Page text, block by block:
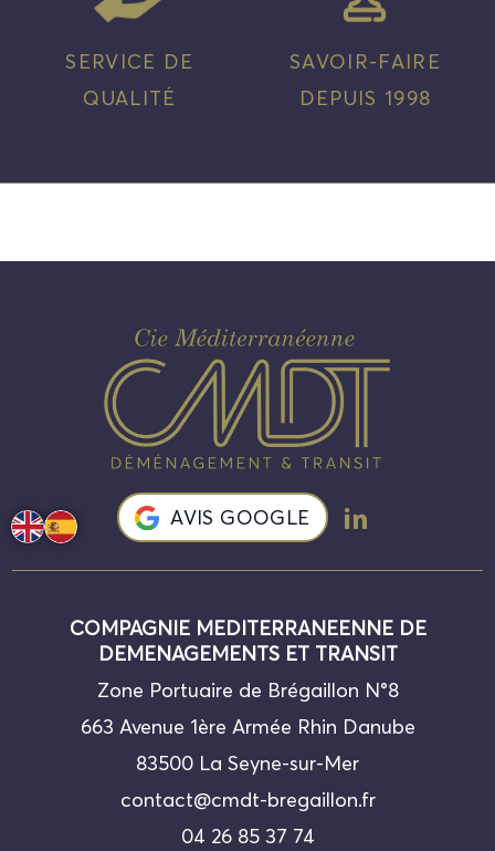
SERVICE DE
QUALITÉ
SAVOIR-FAIRE
DEPUIS 1998
AVIS GOOGLE
COMPAGNIE MEDITERRANEENNE DE
DEMENAGEMENTS ET TRANSIT
Zone Portuaire de Brégaillon N°8
663 Avenue 1ère Armée Rhin Danube
83500 La Seyne-sur-Mer
contact@cmdt-bregaillon.fr
04 26 85 37 74